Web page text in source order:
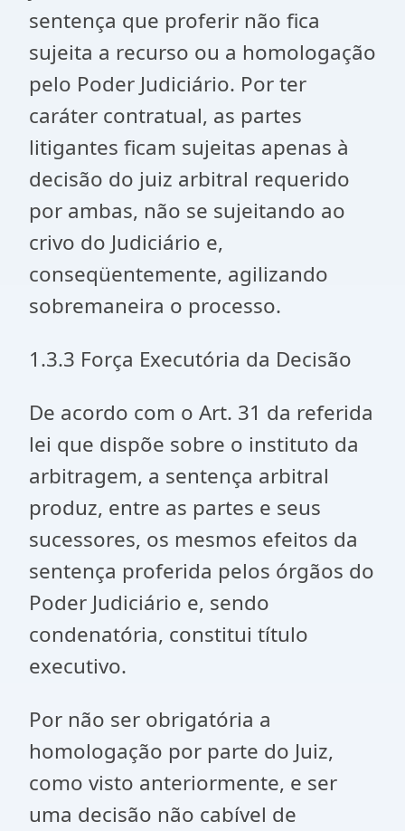
sentença que proferir não fica
sujeita a recurso ou a homologação
pelo Poder Judiciário. Por ter
caráter contratual, as partes
litigantes ficam sujeitas apenas à
decisão do juiz arbitral requerido
por ambas, não se sujeitando ao
crivo do Judiciário e,
conseqüentemente, agilizando
sobremaneira o processo.
1.3.3 Força Executória da Decisão
De acordo com o Art. 31 da referida
lei que dispõe sobre o instituto da
arbitragem, a sentença arbitral
produz, entre as partes e seus
sucessores, os mesmos efeitos da
sentença proferida pelos órgãos do
Poder Judiciário e, sendo
condenatória, constitui título
executivo.
Por não ser obrigatória a
homologação por parte do Juiz,
como visto anteriormente, e ser
uma decisão não cabível de